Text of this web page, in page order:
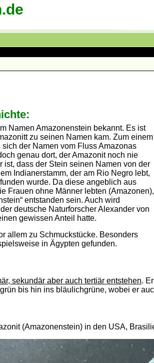
Namen Amazonenstein bekannt. Es ist
zu seinen Namen kam. Zum einem
der Namen vom Fluss Amazonas
genau dort, der Amazonit noch nie
dass der Stein seinen Namen von der
Indianerstamm, der am Rio Negro lebt,
wurde. Da diese angeblich aus
Frauen ohne Männer lebten (Amazonen),
entstanden sein. Auch wird
deutsche Naturforscher Alexander von
gewissen Anteil hatte.
allem zu Schmuckstücke. Besonders
in Ägypten gefunden.
sekundär aber auch tertiär entstehen.
bis hin ins bläulichgrüne, wobei er
(Amazonenstein) in den USA,